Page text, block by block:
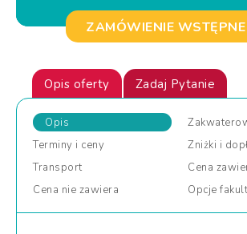
ZAMÓWIENIE WSTĘPNE
Opis oferty Zadaj Pytanie
Opis
Terminy i ceny Zniżki i
Transport
Cena
Cena nie zawiera Opcje